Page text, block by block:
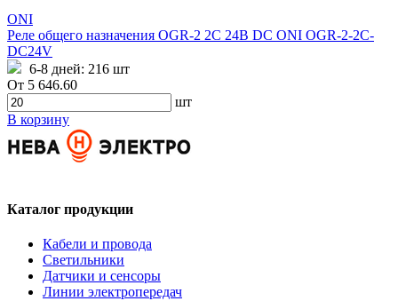
ONI
Реле общего назначения OGR-2 2C 24В DC ONI OGR-2-2C-
DC24V
6-8 дней: 216 шт
От 5 646.60
шт
В корзину
Каталог продукции
Кабели и провода
Светильники
Датчики и сенсоры
Линии электропередач